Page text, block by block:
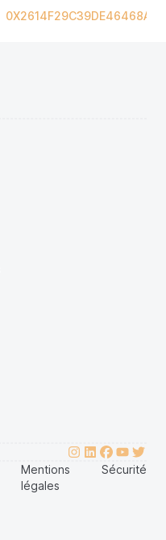
Mentions
légales
Sécurité